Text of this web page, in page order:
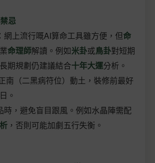
忌
：網上流行嘅AI算命工具雖方便，但命
命理師解讀。例如米卦或鳥卦對短期
期規劃仍建議結合十年大運分析。
南（二黑病符位）動土，裝修前最好
。
時，避免盲目跟風。例如水晶陣需配
，否則可能加劇五行失衡。